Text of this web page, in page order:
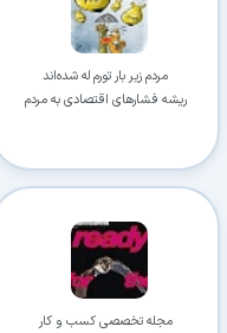
مردم زیر بار تورم له شده‌اند
ریشه فشارهای اقتصادی به مردم
مجله تخصصی کسب و کار